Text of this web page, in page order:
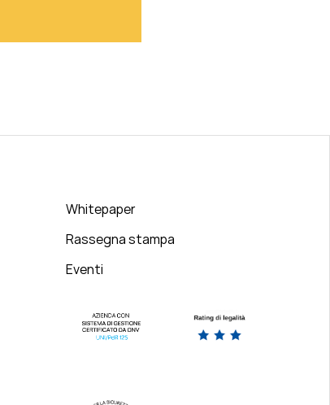
Whitepaper
Rassegna stampa
Eventi